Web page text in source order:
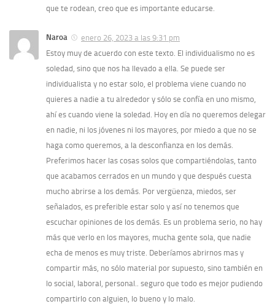
que te rodean, creo que es importante educarse.
Naroa
enero 26, 2023 a las 9:31 pm
Estoy muy de acuerdo con este texto. El individualismo no es
soledad, sino que nos ha llevado a ella. Se puede ser
individualista y no estar solo, el problema viene cuando no
quieres a nadie a tu alrededor y sólo se confía en uno mismo,
ahí es cuando viene la soledad. Hoy en día no queremos delegar
en nadie, ni los jóvenes ni los mayores, por miedo a que no se
haga como queremos, a la desconfianza en los demás.
Preferimos hacer las cosas solos que compartiéndolas, tanto
que acabamos cerrados en un mundo y que después cuesta
mucho abrirse a los demás. Por vergüenza, miedos, ser
señalados, es preferible estar solo y así no tenemos que
escuchar opiniones de los demás. Es un problema serio, no hay
más que verlo en los mayores, mucha gente sola, que nadie
echa de menos es muy triste. Deberíamos abrirnos mas y
compartir más, no sólo material por supuesto, sino también en
lo social, laboral, personal.. seguro que todo es mejor pudiendo
compartirlo con alguien, lo bueno y lo malo.